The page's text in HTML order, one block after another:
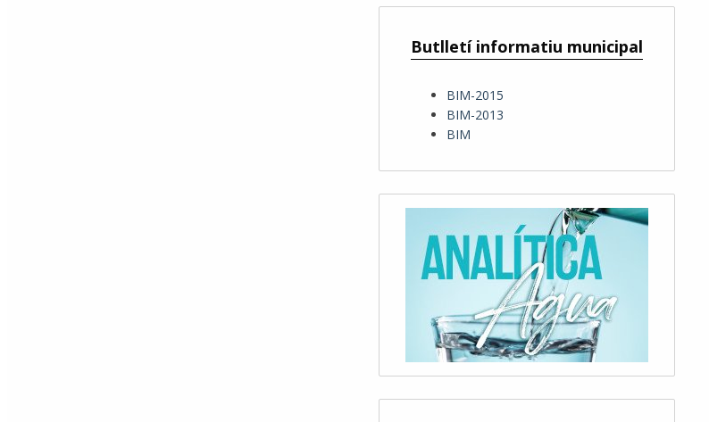
Butlletí informatiu municipal
BIM-2015
BIM-2013
BIM